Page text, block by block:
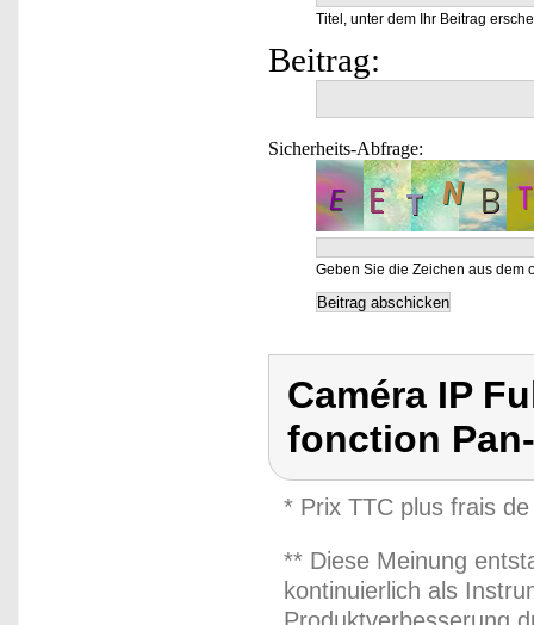
Titel, unter dem Ihr Beitrag
Beitrag:
Sicherheits-Abfrage:
Geben Sie die Zeichen aus dem
Caméra IP
fonction
* Prix TTC plus frais
** Diese Meinung
kontinuierlich als